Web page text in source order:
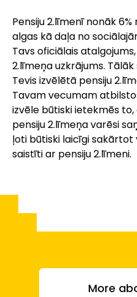
Pensiju 2.līmenī nonāk
algas kā daļa no
Tavs oficiālais
2.līmeņa uzkrājums.
Tevis izvēlētā pensiju
Tavam vecumam
izvēle būtiski ietekmēs
pensiju 2.līmeņa varēsi
ļoti būtiski laicīgi sakārtot
saistīti ar pensiju 2.līmeni.
More